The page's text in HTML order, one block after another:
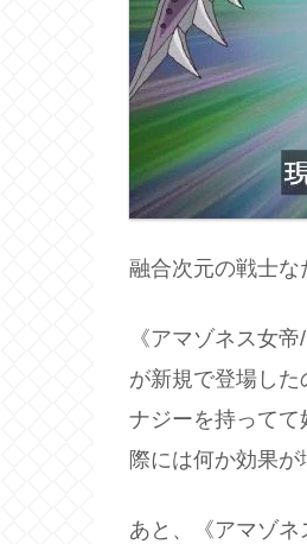
融合次元の戦士な
《アマゾネス女
が新規で登場し
ナジーを持って
際には何か効果が
あと、《アマゾネ